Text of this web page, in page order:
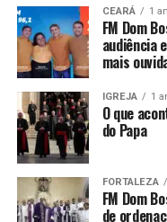
CEARÁ 1
FM Dom
audiência
mais
IGREJA 1
O que
do Papa
FORTALEZA
FM Dom
de